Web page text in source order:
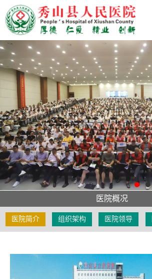
医院概况
医院简介 组织架构 医院领导